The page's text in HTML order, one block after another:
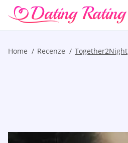
Home Recenze Together2Night